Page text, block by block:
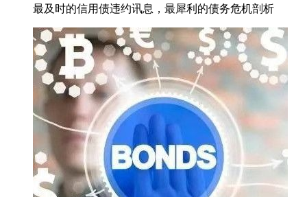
最及时的信用债违约讯息，最犀利的债务危机剖析